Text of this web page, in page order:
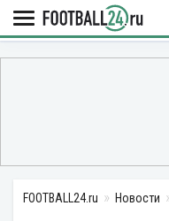
FOOTBALL24.ru Новости